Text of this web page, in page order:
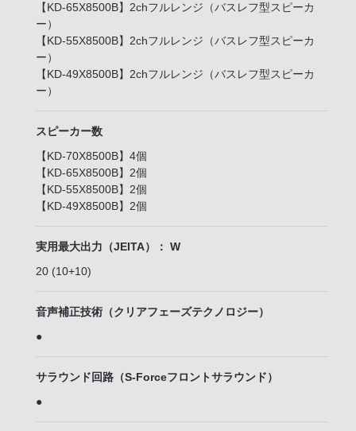
【KD-65X8500B】2chフルレンジ（バスレフ型スピーカ
ー）
【KD-55X8500B】2chフルレンジ（バスレフ型スピーカ
ー）
【KD-49X8500B】2chフルレンジ（バスレフ型スピーカ
ー）
スピーカー数
【KD-70X8500B】4個
【KD-65X8500B】2個
【KD-55X8500B】2個
【KD-49X8500B】2個
実用最大出力（JEITA）： W
20 (10+10)
音声補正技術（クリアフェーズテクノロジー）
●
サラウンド回路（S-Forceフロントサラウンド）
●